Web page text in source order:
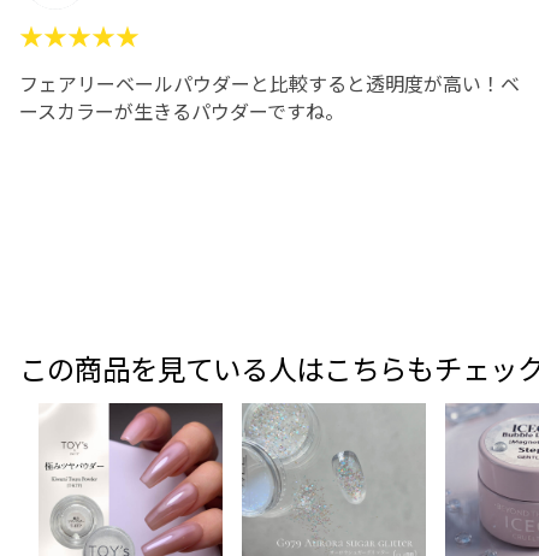
★★★★★
フェアリーベールパウダーと比較すると透明度が高い！ベ
ースカラーが生きるパウダーですね。
この商品を見ている人はこちらもチェッ